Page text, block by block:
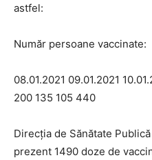
astfel:
Număr persoane vaccinate:
08.01.2021 09.01.2021
200 135 105 440
Direcţia de Sănătate
prezent 1490 doze de